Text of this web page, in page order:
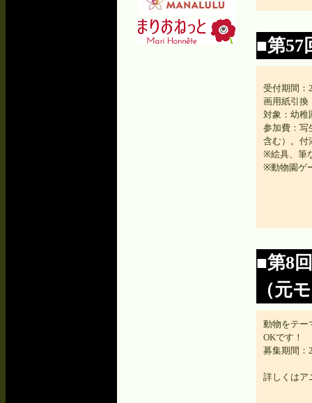
■第57
受付期間
画用紙引換
対象：幼稚
参加費：写
含む）。付
※絵具、筆
※動物園ゲ
■第8
（元
動物をテー
OKです！
募集期間：
詳しくはア